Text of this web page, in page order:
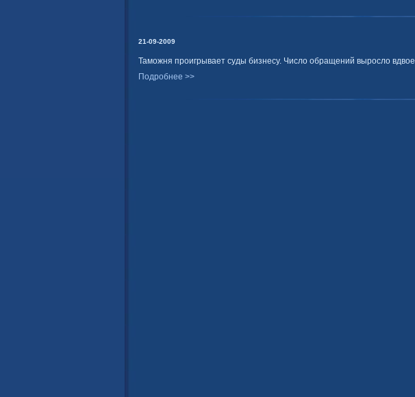
21-09-2009
Таможня проигрывает суды бизнесу. Число обращений выросло вдвое
Подробнее >>